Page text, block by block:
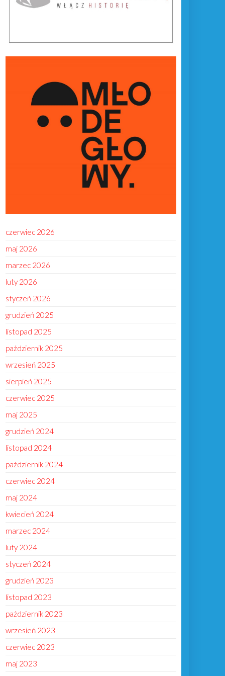
czerwiec 2026
maj 2026
marzec 2026
luty 2026
styczeń 2026
grudzień 2025
listopad 2025
październik 2025
wrzesień 2025
sierpień 2025
czerwiec 2025
maj 2025
grudzień 2024
listopad 2024
październik 2024
czerwiec 2024
maj 2024
kwiecień 2024
marzec 2024
luty 2024
styczeń 2024
grudzień 2023
listopad 2023
październik 2023
wrzesień 2023
czerwiec 2023
maj 2023